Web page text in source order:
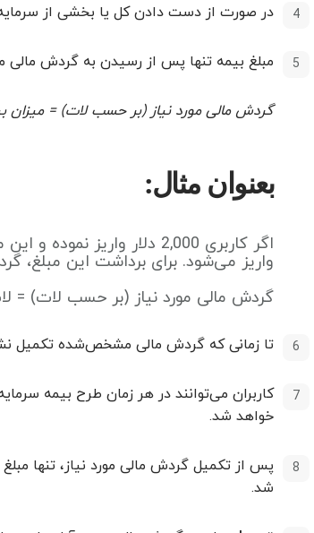
در صورت از دست دادن کل یا بخشی از سرمایه، 30٪ از خسارت وارده، تا سقف 10,000 دلار، به حساب واریز
مبلغ بیمه تنها پس از رسیدن به گردش
گردش مالی مورد نیاز (بر حسب لات) = میزان بیمه دریافتی
بعنوان مثال:
واریز می‌شود. برای برداشت این مبلغ،
گردش مالی مورد نیاز (بر حسب لات) = لات 60 = 10 ÷
تا زمانی که گردش مالی مشخص‌شده تکمیل
کاربران می‌توانند در هر زمان طرح بیمه
خواهد شد.
پس از تکمیل گردش مالی مورد نیاز، تنها
شد.